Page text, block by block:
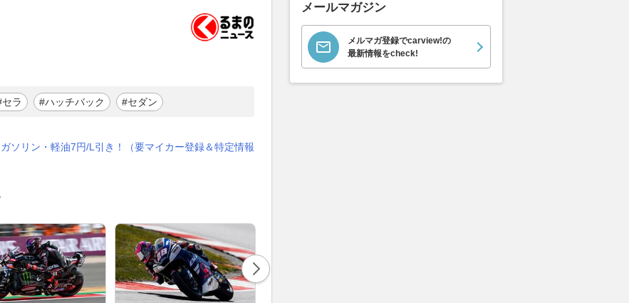
セラ #ハッチバック #セダン
ソリン・軽油7円/L引き！（要マイカー登録＆特定情報
メールマガジン
メルマガ登録でcarview!の
最新情報をcheck!